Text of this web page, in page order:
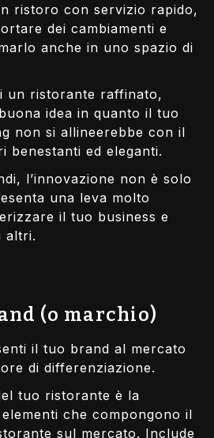
ristoro con servizio rapido,
dei cambiamenti e
anche in uno spazio di
un ristorante raffinato,
idea in quanto il tuo
non si allineerebbe con il
benestanti ed eleganti.
l’innovazione non è solo
una leva molto
il tuo business e
altri.
(o marchio)
il tuo brand al mercato
di differenziazione.
tuo ristorante è la
che compongono il
sul mercato. Include